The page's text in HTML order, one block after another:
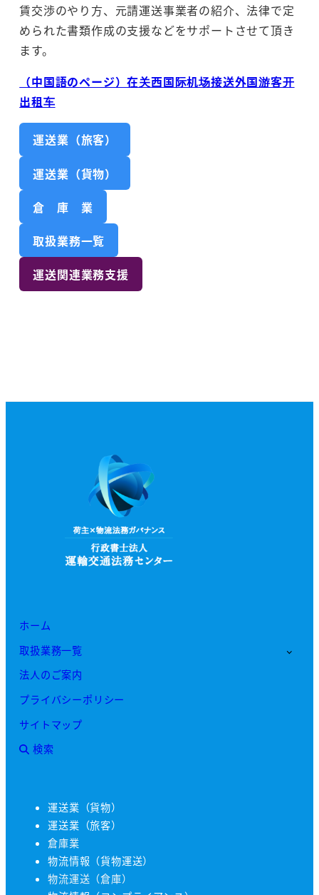
賃交渉のやり方、元請運送事業者の紹介、法律で定
められた書類作成の支援などをサポートさせて頂き
ます。
（中国語のページ）在关西国际机场接送外国游客开
出租车
運送業（旅客）
運送業（貨物）
倉 庫 業
取扱業務一覧
運送関連業務支援
ホーム
取扱業務一覧
法人のご案内
プライバシーポリシー
サイトマップ
検索
運送業（貨物）
運送業（旅客）
倉庫業
物流情報（貨物運送）
物流運送（倉庫）